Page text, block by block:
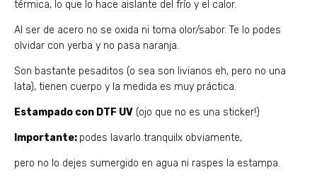
térmica, lo que lo hace aislante del frío y el calor.
Al ser de acero no se oxida ni toma olor/sabor. Te lo podes
olvidar con yerba y no pasa naranja.
Son bastante pesaditos (o sea son livianos eh, pero no una
lata), tienen cuerpo y la medida es muy práctica.
Estampado con DTF UV (ojo que no es una sticker!)
Importante: podes lavarlo tranquilx obviamente,
pero no lo dejes sumergido en agua ni raspes la estampa.